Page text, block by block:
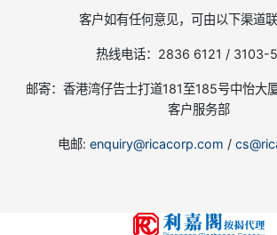
客户如有任何意见，可由以下渠道
热线电话：2836 6121 / 3103-
邮寄：香港湾仔告士打道181至185号中怡大
客户服务部
电邮: enquiry@ricacorp.com /